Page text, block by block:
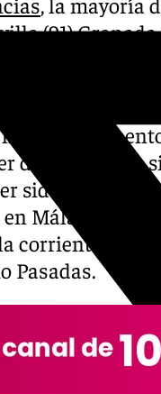
(91)
el centro
hasta el
de 70 años
sido
en Málaga, en
corriente con
Pasadas.